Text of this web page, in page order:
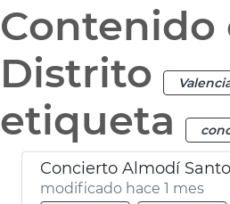
Contenido
Distrito
etiqueta
Concierto Almodí
modificado hace 1 mes